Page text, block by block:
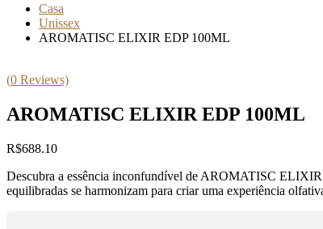
Casa
Unissex
AROMATISC ELIXIR EDP 100ML
(0 Reviews)
AROMATISC ELIXIR EDP 100ML
R$688.10
Descubra a essência inconfundível de AROMATISC ELIXIR
equilibradas se harmonizam para criar uma experiência